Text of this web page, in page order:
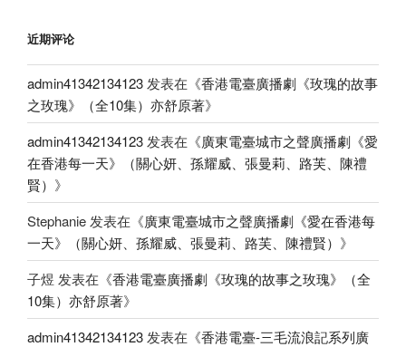
近期评论
admin41342134123 发表在《香港電臺廣播劇《玫瑰的故事
之玫瑰》（全10集）亦舒原著》
admin41342134123 发表在《廣東電臺城市之聲廣播劇《愛
在香港每一天》（關心妍、孫耀威、張曼莉、路芙、陳禮
賢） 》
Stephanie 发表在《廣東電臺城市之聲廣播劇《愛在香港每
一天》（關心妍、孫耀威、張曼莉、路芙、陳禮賢） 》
子煜 发表在《香港電臺廣播劇《玫瑰的故事之玫瑰》（全
10集）亦舒原著》
admin41342134123 发表在《香港電臺-三毛流浪記系列廣